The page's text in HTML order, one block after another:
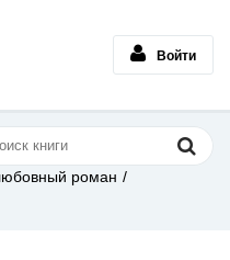
Войти
роман